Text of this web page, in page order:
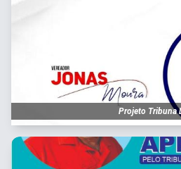
Projeto Tribuna